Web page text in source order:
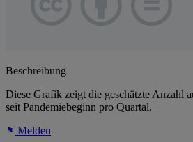
Beschreibung
Diese Grafik zeigt die geschätzte Anzahl
seit Pandemiebeginn pro Quartal.
Melden